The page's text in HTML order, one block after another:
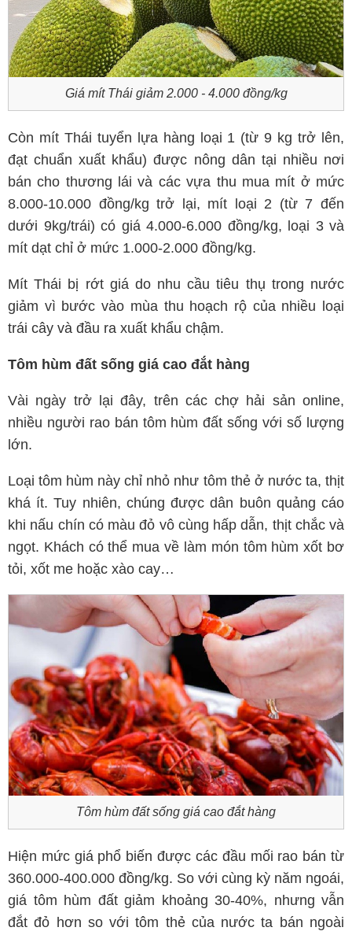
Giá mít Thái giảm 2.000 - 4.000 đồng/kg
Còn mít Thái tuyển lựa hàng loại 1 (từ 9 kg trở lên,
đạt chuẩn xuất khẩu) được nông dân tại nhiều nơi
bán cho thương lái và các vựa thu mua mít ở mức
8.000-10.000 đồng/kg trở lại, mít loại 2 (từ 7 đến
dưới 9kg/trái) có giá 4.000-6.000 đồng/kg, loại 3 và
mít dạt chỉ ở mức 1.000-2.000 đồng/kg.
Mít Thái bị rớt giá do nhu cầu tiêu thụ trong nước
giảm vì bước vào mùa thu hoạch rộ của nhiều loại
trái cây và đầu ra xuất khẩu chậm.
Tôm hùm đất sống giá cao đắt hàng
Vài ngày trở lại đây, trên các chợ hải sản online,
nhiều người rao bán tôm hùm đất sống với số lượng
lớn.
Loại tôm hùm này chỉ nhỏ như tôm thẻ ở nước ta, thịt
khá ít. Tuy nhiên, chúng được dân buôn quảng cáo
khi nấu chín có màu đỏ vô cùng hấp dẫn, thịt chắc và
ngọt. Khách có thể mua về làm món tôm hùm xốt bơ
tỏi, xốt me hoặc xào cay…
Tôm hùm đất sống giá cao đắt hàng
Hiện mức giá phổ biến được các đầu mối rao bán từ
360.000-400.000 đồng/kg. So với cùng kỳ năm ngoái,
giá tôm hùm đất giảm khoảng 30-40%, nhưng vẫn
đắt đỏ hơn so với tôm thẻ của nước ta bán ngoài